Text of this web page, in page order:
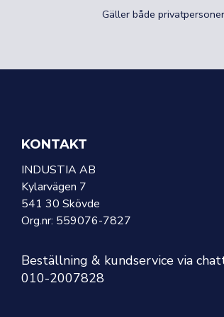
Gäller både
KONTAKT
INDUSTIA AB
Kylarvägen 7
541 30 Skövde
Org.nr: 559076-7827
Beställning & kundservice via
010-2007828